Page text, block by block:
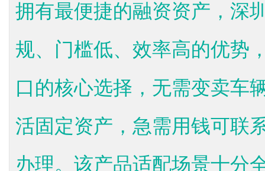
拥有最便捷的融资资产，深
规、门槛低、效率高的优势
口的核心选择，无需变卖车
活固定资产，急需用钱可联
办理。该产品适配场景十分